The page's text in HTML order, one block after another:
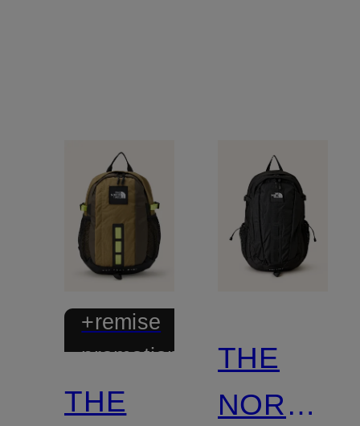
+remise
promotionnelle
THE
THE
NORTH